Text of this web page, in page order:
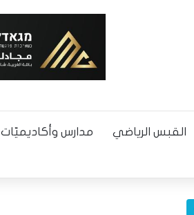
القبس الرياضي مدارس وأكاديميّات